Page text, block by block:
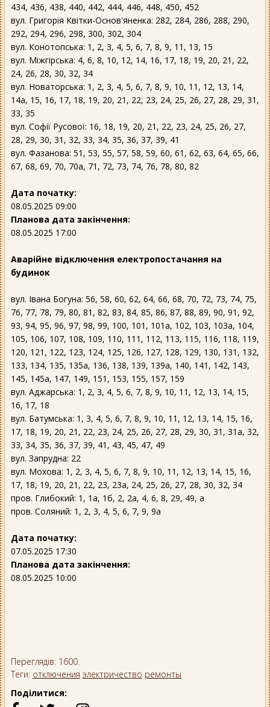
434, 436, 438, 440, 442, 444, 446, 448, 450, 452
вул. Григорія Квітки-Основ'яненка: 282, 284, 286, 288, 290,
292, 294, 296, 298, 300, 302, 304
вул. Конотопська: 1, 2, 3, 4, 5, 6, 7, 8, 9, 11, 13, 15
вул. Міжгірська: 4, 6, 8, 10, 12, 14, 16, 17, 18, 19, 20, 21, 22,
24, 26, 28, 30, 32, 34
вул. Новаторська: 1, 2, 3, 4, 5, 6, 7, 8, 9, 10, 11, 12, 13, 14,
14а, 15, 16, 17, 18, 19, 20, 21, 22, 23, 24, 25, 26, 27, 28, 29, 31,
33, 35
вул. Софії Русової: 16, 18, 19, 20, 21, 22, 23, 24, 25, 26, 27,
28, 29, 30, 31, 32, 33, 34, 35, 36, 37, 39, 41
вул. Фазанова: 51, 53, 55, 57, 58, 59, 60, 61, 62, 63, 64, 65, 66,
67, 68, 69, 70, 70а, 71, 72, 73, 74, 76, 78, 80, 82
Дата початку:
08.05.2025 09:00
Планова дата закінчення:
08.05.2025 17:00
Аварійне відключення електропостачання на
будинок
вул. Івана Богуна: 56, 58, 60, 62, 64, 66, 68, 70, 72, 73, 74, 75,
76, 77, 78, 79, 80, 81, 82, 83, 84, 85, 86, 87, 88, 89, 90, 91, 92,
93, 94, 95, 96, 97, 98, 99, 100, 101, 101а, 102, 103, 103а, 104,
105, 106, 107, 108, 109, 110, 111, 112, 113, 115, 116, 118, 119,
120, 121, 122, 123, 124, 125, 126, 127, 128, 129, 130, 131, 132,
133, 134, 135, 135а, 136, 138, 139, 139а, 140, 141, 142, 143,
145, 145а, 147, 149, 151, 153, 155, 157, 159
вул. Аджарська: 1, 2, 3, 4, 5, 6, 7, 8, 9, 10, 11, 12, 13, 14, 15,
16, 17, 18
вул. Батумська: 1, 3, 4, 5, 6, 7, 8, 9, 10, 11, 12, 13, 14, 15, 16,
17, 18, 19, 20, 21, 22, 23, 24, 25, 26, 27, 28, 29, 30, 31, 31а, 32,
33, 34, 35, 36, 37, 39, 41, 43, 45, 47, 49
вул. Запрудна: 22
вул. Мохова: 1, 2, 3, 4, 5, 6, 7, 8, 9, 10, 11, 12, 13, 14, 15, 16,
17, 18, 19, 20, 21, 22, 23, 23а, 24, 25, 26, 27, 28, 30, 32, 34
пров. Глибокий: 1, 1а, 1б, 2, 2а, 4, 6, 8, 29, 49, а
пров. Соляний: 1, 2, 3, 4, 5, 6, 7, 9, 9а
Дата початку:
07.05.2025 17:30
Планова дата закінчення:
08.05.2025 10:00
Переглядів: 1600.
Теги: отключения электричество ремонты
Поділитися: